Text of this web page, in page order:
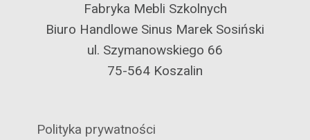
Fabryka Mebli Szkolnych
Biuro Handlowe Sinus Marek Sosiński
ul. Szymanowskiego 66
75-564 Koszalin
Polityka prywatności